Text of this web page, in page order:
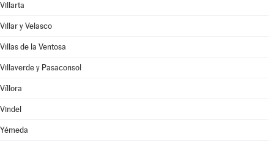
Villarta
Villar y Velasco
Villas de la Ventosa
Villaverde y Pasaconsol
Víllora
Vindel
Yémeda